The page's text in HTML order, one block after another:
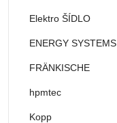
Elektro ŠÍDLO
ENERGY SYSTEMS
FRÄNKISCHE
hpmtec
Kopp